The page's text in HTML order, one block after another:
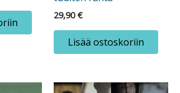
29,90€
Lisää ostoskoriin